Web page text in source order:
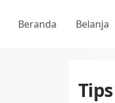
Beranda Belanja